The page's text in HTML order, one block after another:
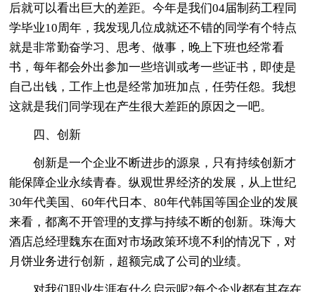
后就可以看出巨大的差距。今年是我们04届制药工程同
学毕业10周年，我发现几位成就还不错的同学有个特点
就是非常勤奋学习、思考、做事，晚上下班也经常看
书，每年都会外出参加一些培训或考一些证书，即使是
自己出钱，工作上也是经常加班加点，任劳任怨。我想
这就是我们同学现在产生很大差距的原因之一吧。
四、创新
创新是一个企业不断进步的源泉，只有持续创新才
能保障企业永续青春。纵观世界经济的发展，从上世纪
30年代美国、60年代日本、80年代韩国等国企业的发展
来看，都离不开管理的支撑与持续不断的创新。珠海大
酒店总经理魏东在面对市场政策环境不利的情况下，对
月饼业务进行创新，超额完成了公司的业绩。